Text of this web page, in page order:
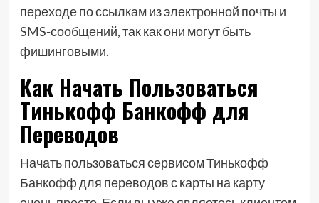
переходе по ссылкам из электронной почты и
SMS-сообщений, так как они могут быть
фишинговыми.
Как Начать Пользоваться
Тинькофф Банкофф для
Переводов
Начать пользоваться сервисом Тинькофф
Банкофф для переводов с карты на карту